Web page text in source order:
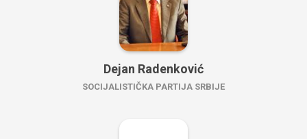
Dejan Radenković
SOCIJALISTIČKA PARTIJA SRBIJE